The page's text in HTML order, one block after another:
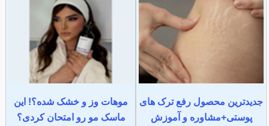
جدیدترین محصول رفع ترک های
پوستی+مشاوره و آموزش
موهات وز و خشک شده؟! این
ماسک مو رو امتحان کردی؟